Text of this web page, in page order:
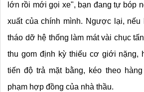
lớn rồi mới gọi xe", bạn đang tự bóp
xuất của chính mình. Ngược lại, nếu
tháo dỡ hệ thống làm mát vài chục
thu gom định kỳ thiếu cơ giới nặng,
tiến độ trả mặt bằng, kéo theo
phạm hợp đồng của nhà thầu.